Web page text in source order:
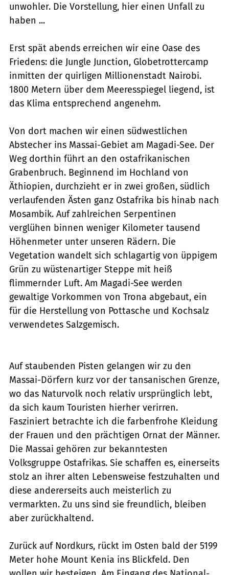
unwohler. Die Vorstellung, hier einen Unfall zu
haben ...
Erst spät abends erreichen wir eine Oase des
Friedens: die Jungle Junction, Globetrottercamp
inmitten der quirligen Millionenstadt Nairobi.
1800 Metern über dem Meeresspiegel liegend, ist
das Klima entsprechend angenehm.
Von dort machen wir einen südwestlichen
Abstecher ins Massai-Gebiet am Magadi-See. Der
Weg dorthin führt an den ostafrikanischen
Grabenbruch. Beginnend im Hochland von
Äthiopien, durchzieht er in zwei großen, südlich
verlaufenden Ästen ganz Ostafrika bis hinab nach
Mosambik. Auf zahlreichen Serpentinen
verglühen binnen weniger Kilometer tausend
Höhenmeter unter unseren Rädern. Die
Vegetation wandelt sich schlagartig von üppigem
Grün zu wüstenartiger Steppe mit heiß
flimmernder Luft. Am Magadi-See werden
gewaltige Vorkommen von Trona abgebaut, ein
für die Herstellung von Pottasche und Kochsalz
verwendetes Salzgemisch.
Auf staubenden Pisten gelangen wir zu den
Massai-Dörfern kurz vor der tansanischen Grenze,
wo das Naturvolk noch relativ ursprünglich lebt,
da sich kaum Touristen hierher verirren.
Fasziniert betrachte ich die farbenfrohe Kleidung
der Frauen und den prächtigen Ornat der Männer.
Die Massai gehören zur bekanntesten
Volksgruppe Ostafrikas. Sie schaffen es, einerseits
stolz an ihrer alten Lebensweise festzuhalten und
diese andererseits auch meisterlich zu
vermarkten. Zu uns sind sie freundlich, bleiben
aber zurückhaltend.
Zurück auf Nordkurs, rückt im Osten bald der 5199
Meter hohe Mount Kenia ins Blickfeld. Den